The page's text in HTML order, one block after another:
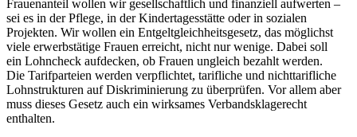
Frauenanteil wollen wir gesellschaftlich und finanziell aufwerten –
sei es in der Pflege, in der Kindertagesstätte oder in sozialen
Projekten. Wir wollen ein Entgeltgleichheitsgesetz, das möglichst
viele erwerbstätige Frauen erreicht, nicht nur wenige. Dabei soll
ein Lohncheck aufdecken, ob Frauen ungleich bezahlt werden.
Die Tarifparteien werden verpflichtet, tarifliche und nichttarifliche
Lohnstrukturen auf Diskriminierung zu überprüfen. Vor allem aber
muss dieses Gesetz auch ein wirksames Verbandsklagerecht
enthalten.